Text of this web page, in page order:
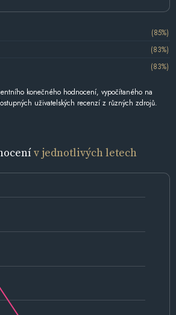
(85%)
(83%)
(83%)
konečného hodnocení, vypočítaného na
uživatelských recenzí z různých zdrojů.
v jednotlivých letech